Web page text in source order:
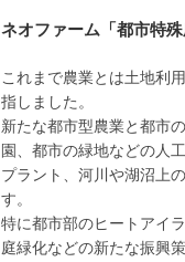
ネオファーム「都市特
これまで農業とは土地利
指しました。
新たな都市型農業と都市
園、都市の緑地などの人
プラント、河川や湖沼上
す。
特に都市部のヒートアイ
庭緑化などの新たな振興